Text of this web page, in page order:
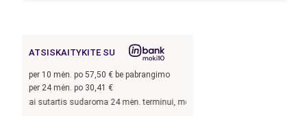
ATSISKAITYKITE SU
per 10 mėn. po 57,50 € be pabrangimo
per 24 mėn. po 30,41 €
kai sutartis sudaroma 24 mėn. terminui, metinė palūkanų norma –